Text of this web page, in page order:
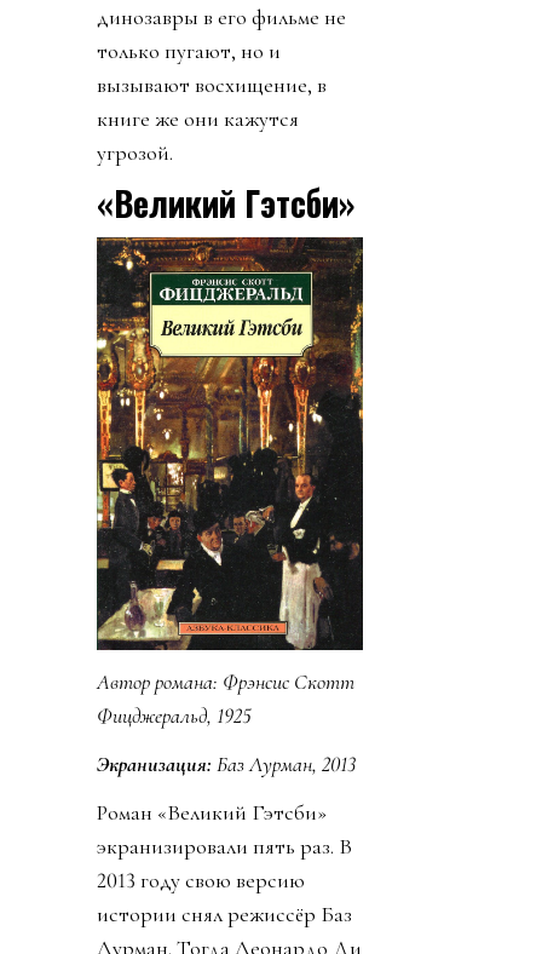
динозавры в его фильме не
только пугают, но и
вызывают восхищение, в
книге же они кажутся
угрозой.
«Великий Гэтсби»
Автор романа: Фрэнсис Скотт
Фицджеральд, 1925
Экранизация: Баз Лурман, 2013
Роман «Великий Гэтсби»
экранизировали пять раз. В
2013 году свою версию
истории снял режиссёр Баз
Лурман. Тогда Леонардо Ди